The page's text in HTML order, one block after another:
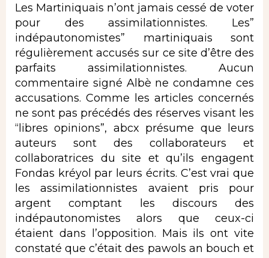
Les Martiniquais n’ont jamais cessé de voter
pour des assimilationnistes. Les”
indépautonomistes” martiniquais sont
régulièrement accusés sur ce site d’être des
parfaits assimilationnistes. Aucun
commentaire signé Albè ne condamne ces
accusations. Comme les articles concernés
ne sont pas précédés des réserves visant les
“libres opinions”, abcx présume que leurs
auteurs sont des collaborateurs et
collaboratrices du site et qu’ils engagent
Fondas kréyol par leurs écrits. C’est vrai que
les assimilationnistes avaient pris pour
argent comptant les discours des
indépautonomistes alors que ceux-ci
étaient dans l’opposition. Mais ils ont vite
constaté que c’était des pawols an bouch et